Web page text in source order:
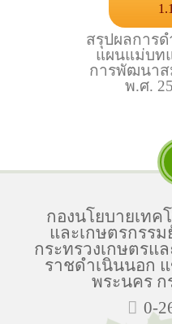
สรุปผลการ
แผนแม่บท
การพัฒนาส
พ.ศ.
กองนโยบายเทค
และเกษตรกรร
กระทรวงเกษตรแ
ราชดำเนินนอก
พระนคร ก
0-